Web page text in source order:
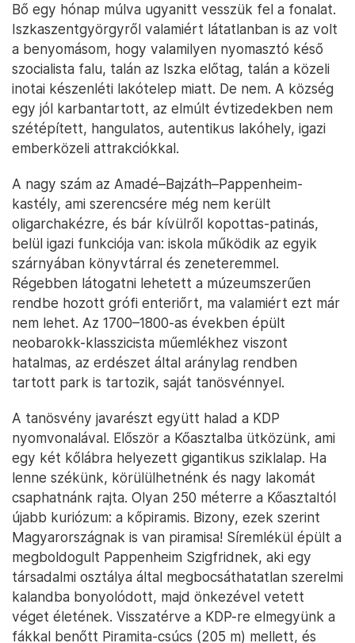
Bő egy hónap múlva ugyanitt vesszük fel a fonalat.
Iszkaszentgyörgyről valamiért látatlanban is az volt
a benyomásom, hogy valamilyen nyomasztó késő
szocialista falu, talán az Iszka előtag, talán a közeli
inotai készenléti lakótelep miatt. De nem. A község
egy jól karbantartott, az elmúlt évtizedekben nem
szétépített, hangulatos, autentikus lakóhely, igazi
emberközeli attrakciókkal.
A nagy szám az Amadé–Bajzáth–Pappenheim-
kastély, ami szerencsére még nem került
oligarchakézre, és bár kívülről kopottas-patinás,
belül igazi funkciója van: iskola működik az egyik
szárnyában könyvtárral és zeneteremmel.
Régebben látogatni lehetett a múzeumszerűen
rendbe hozott grófi enteriőrt, ma valamiért ezt már
nem lehet. Az 1700–1800-as években épült
neobarokk-klasszicista műemlékhez viszont
hatalmas, az erdészet által aránylag rendben
tartott park is tartozik, saját tanösvénnyel.
A tanösvény javarészt együtt halad a KDP
nyomvonalával. Először a Kőasztalba ütközünk, ami
egy két kőlábra helyezett gigantikus sziklalap. Ha
lenne székünk, körülülhetnénk és nagy lakomát
csaphatnánk rajta. Olyan 250 méterre a Kőasztaltól
újabb kuriózum: a kőpiramis. Bizony, ezek szerint
Magyarországnak is van piramisa! Síremlékül épült a
megboldogult Pappenheim Szigfridnek, aki egy
társadalmi osztálya által megbocsáthatatlan szerelmi
kalandba bonyolódott, majd önkezével vetett
véget életének. Visszatérve a KDP-re elmegyünk a
fákkal benőtt Piramita-csúcs (205 m) mellett, és